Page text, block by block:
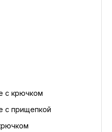
с крючком
с прищепкой